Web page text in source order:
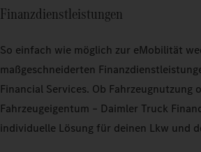
Finanzdienstleistungen
So einfach wie möglich zur eMobilität
maßgeschneiderten
Financial Services. Ob Fahrzeugnutzung
Fahrzeugeigentum – Daimler Truck
individuelle Lösung für deinen Lkw und